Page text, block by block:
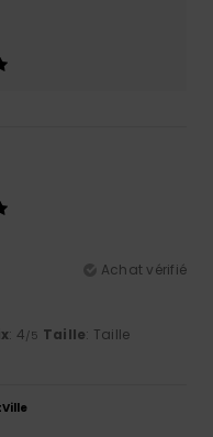
Achat vérifié
: 4/5 Taille: Taille